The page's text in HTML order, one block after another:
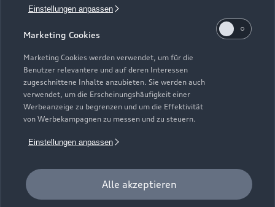
Einstellungen anpassen
Marketing Cookies
Marketing Cookies werden verwendet, um für die
Benutzer relevantere und auf deren Interessen
zugeschnittene Inhalte anzubieten. Sie werden auch
verwendet, um die Erscheinungshäufigkeit einer
Werbeanzeige zu begrenzen und um die Effektivität
von Werbekampagnen zu messen und zu steuern.
Einstellungen anpassen
Alle akzeptieren
Geschäftskunden
Audi Services
Garantie
Audi digital services
myAudi
Audi Code
Häufige Fragen (FAQ)
Audi Online Beratung
Online-Terminvereinbarung
Servicekontakt
Bordbuch & Bedienungsanleitungen
Über Audi
Unternehmen
Karriere
Investor Relations
Audi erleben
© 2026 AUDI AG. Alle Rechte vorbehalten
Impressum Rechtliches
Cookie-Richtlinie
Digital Services Act
EU Data Act